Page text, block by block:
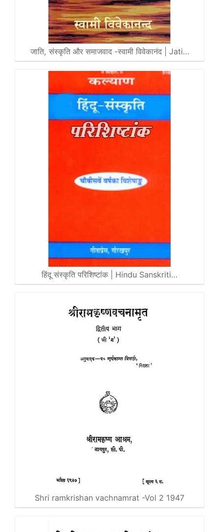
जाति, संस्कृति और समाजवाद -स्वामी विवेकानंद | Jati…
हिंदू संस्कृति परिशिष्टांक | Hindu Sanskriti…
Shri ramkrishan vachnamrat -Vol 2 1947